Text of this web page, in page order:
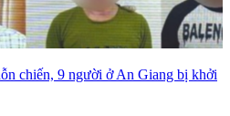
chiến, 9 người ở An Giang bị khởi